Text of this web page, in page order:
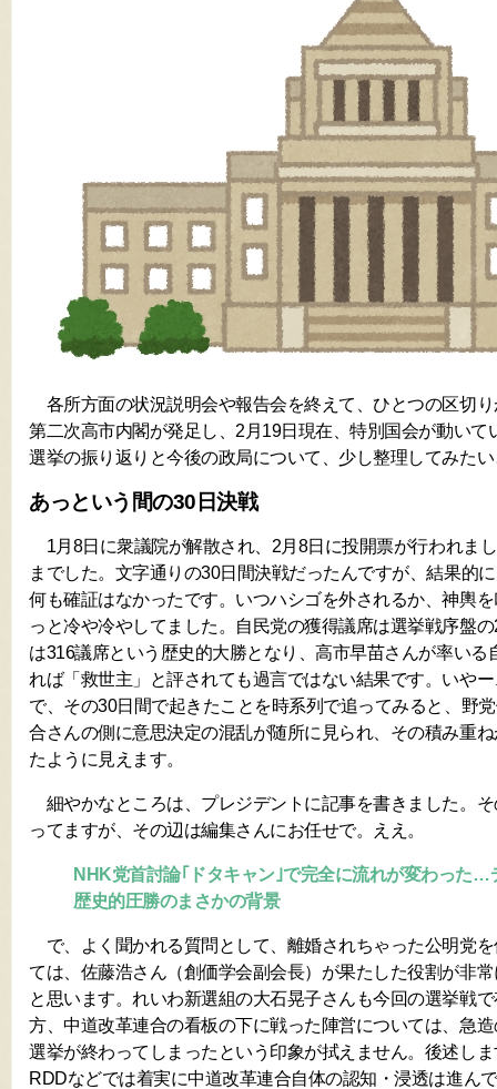
各所方面の状況説明会や報告会を終えて、ひとつの区切
第二次高市内閣が発足し、2月19日現在、特別国会が動いて
選挙の振り返りと今後の政局について、少し整理してみた
あっという間の30日決戦
1月8日に衆議院が解散され、2月8日に投開票が行われま
までした。文字通りの30日間決戦だったんですが、結果的
何も確証はなかったです。いつハシゴを外されるか、神輿
っと冷や冷やしてました。自民党の獲得議席は選挙戦序盤
は316議席という歴史的大勝となり、高市早苗さんが率いる
れば「救世主」と評されても過言ではない結果です。い
で、その30日間で起きたことを時系列で追ってみると、野
合さんの側に意思決定の混乱が随所に見られ、その積み重
たように見えます。
細やかなところは、プレジデントに記事を書きました。
ってますが、その辺は編集さんにお任せで。ええ。
NHK党首討論｢ドタキャン｣で完全に流れが変わった…
歴史的圧勝のまさかの背景
で、よく聞かれる質問として、離婚されちゃった公明党
ては、佐藤浩さん（創価学会副会長）が果たした役割が非
と思います。れいわ新選組の大石晃子さんも今回の選挙戦
方、中道改革連合の看板の下に戦った陣営については、急
選挙が終わってしまったという印象が拭えません。後述し
RDDなどでは着実に中道改革連合自体の認知・浸透は進ん